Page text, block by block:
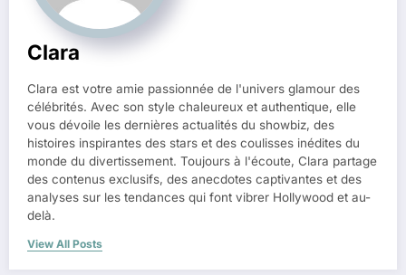
Clara
Clara est votre amie passionnée de l'univers glamour des
célébrités. Avec son style chaleureux et authentique, elle
vous dévoile les dernières actualités du showbiz, des
histoires inspirantes des stars et des coulisses inédites du
monde du divertissement. Toujours à l'écoute, Clara partage
des contenus exclusifs, des anecdotes captivantes et des
analyses sur les tendances qui font vibrer Hollywood et au-
delà.
View All Posts